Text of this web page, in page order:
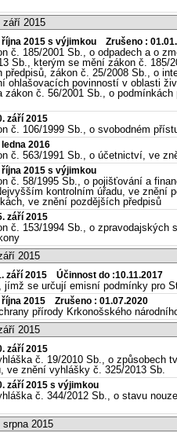
září 2015
října 2015 s výjimkou Zrušeno :
č. 185/2001 Sb., o odpadech a o
Sb., kterým se mění zákon č. 185/
zákon č. 25/2008 Sb., o
ohlašovacích povinností v oblasti
zákon č. 56/2001 Sb., o
září 2015
č. 106/1999 Sb., o svobodném
2016
č. 563/1991 Sb., o účetnictví, ve
2015 s výjimkou
č. 58/1995 Sb., o pojišťování a
kontrolním úřadu, ve znění
ve znění pozdějších předpisů
září 2015
č. 153/1994 Sb., o zpravodajských
2015
září 2015 Účinnost do :10.11.2017
se určují emisní podmínky pro
října 2015 Zrušeno : 01.07.2020
přírody Krkonošského
2015
září 2015
č. 19/2010 Sb., o způsobech
ve znění vyhlášky č. 325/2013 Sb.
září 2015 s výjimkou
č. 344/2012 Sb., o stavu
2015